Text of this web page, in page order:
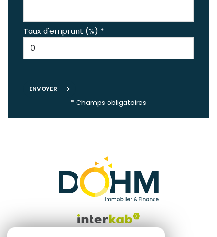
Taux d'emprunt (%) *
ENVOYER
* Champs obligatoires